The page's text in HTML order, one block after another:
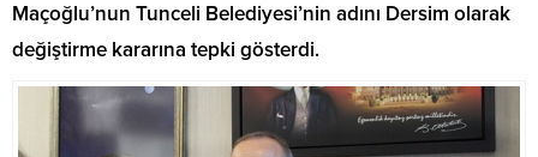
Maçoğlu’nun Tunceli Belediyesi’nin adını Dersim olarak
değiştirme kararına tepki gösterdi.